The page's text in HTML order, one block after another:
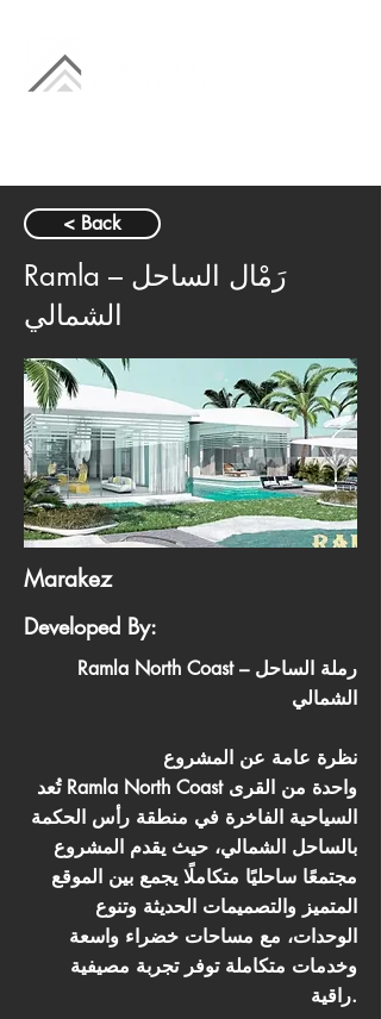
< Back
Ramla – رَمْال الساحل
الشمالي
Marakez
Developed By:
Ramla North Coast – رملة الساحل
الشمالي
نظرة عامة عن المشروع
تُعد Ramla North Coast واحدة من القرى
السياحية الفاخرة في منطقة رأس الحكمة
بالساحل الشمالي، حيث يقدم المشروع
مجتمعًا ساحليًا متكاملًا يجمع بين الموقع
المتميز والتصميمات الحديثة وتنوع
الوحدات، مع مساحات خضراء واسعة
وخدمات متكاملة توفر تجربة مصيفية
راقية.